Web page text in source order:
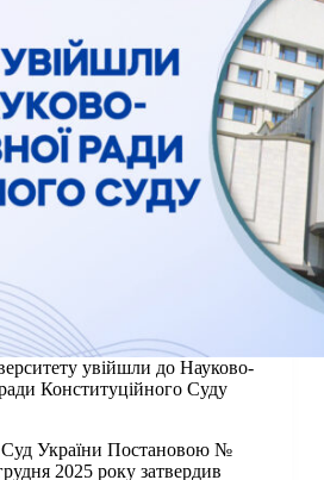
увійшли до Науково-
Конституційного Суду
України Постановою №
2025 року затвердив